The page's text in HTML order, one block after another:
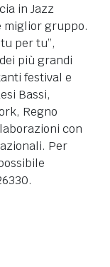
in Jazz
miglior gruppo.
per tu”,
più grandi
festival e
Bassi,
Regno
con
Per